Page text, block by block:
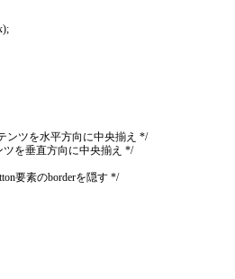
);
ンツを水平方向に中央揃え */
ツを垂直方向に中央揃え */
要素のborderを隠す */